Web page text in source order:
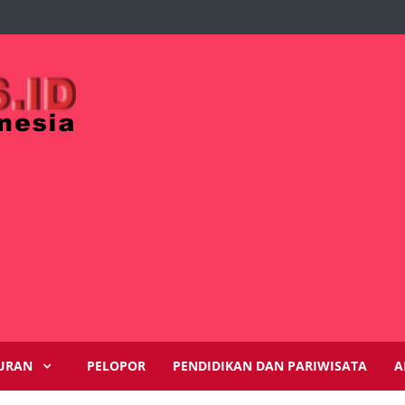
PELOPOR PENDIDIKAN DAN PARIWISATA